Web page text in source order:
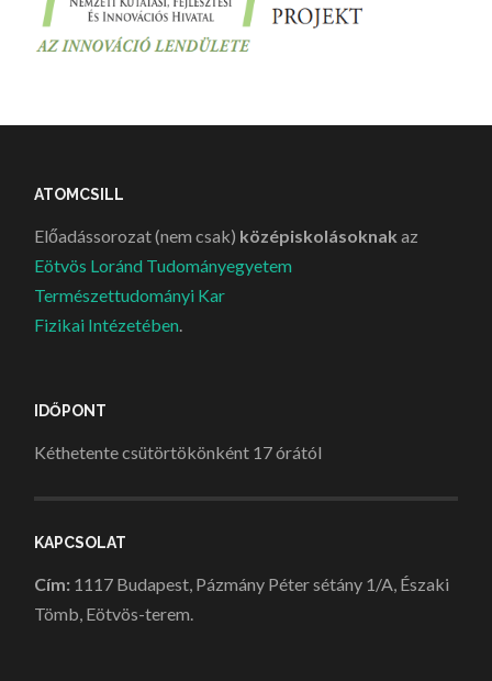
ATOMCSILL
Előadássorozat (nem csak) középiskolásoknak az
Eötvös Loránd Tudományegyetem
Természettudományi Kar
Fizikai Intézetében
IDŐPONT
Kéthetente csütörtökönként 17 órától
KAPCSOLAT
Cím: 1117 Budapest, Pázmány Péter sétány 1/A, Északi
Tömb, Eötvös-terem.